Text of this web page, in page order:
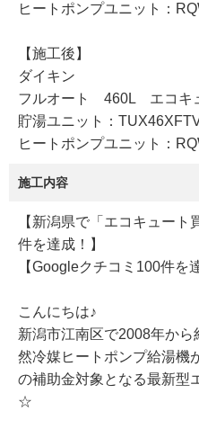
ヒートポンプユニット：
【施工後】
ダイキン
フルオート 460L エコキ
貯湯ユニット：
ヒートポンプユニット：
施工内容
【新潟県で「エコキュー
件を達成！】
【Googleクチコミ100件を
こんにちは♪
新潟市江南区で2008年か
然冷媒ヒートポンプ給湯機
の補助金対象となる最新型
☆